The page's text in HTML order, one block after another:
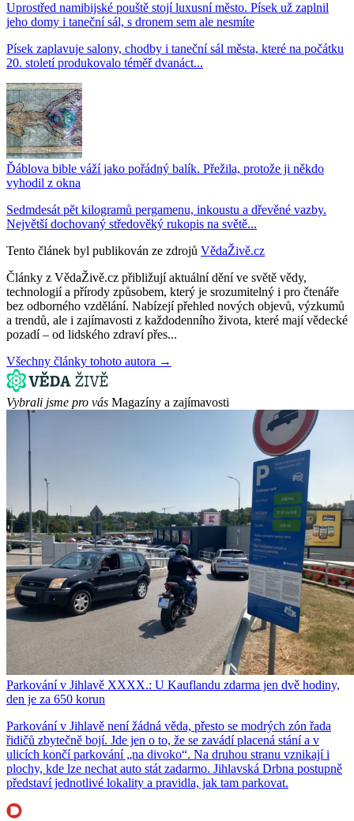
Uprostřed namibijské pouště stojí luxusní město. Písek už zaplnil
jeho domy i taneční sál, s dronem sem ale nesmíte
Písek zaplavuje salony, chodby i taneční sál města, které na počátku
20. století produkovalo téměř dvanáct...
Ďáblova bible váží jako pořádný balík. Přežila, protože ji někdo
vyhodil z okna
Sedmdesát pět kilogramů pergamenu, inkoustu a dřevěné vazby.
Největší dochovaný středověký rukopis na světě...
Tento článek byl publikován ze zdrojů VědaŽivě.cz
Články z VědaŽivě.cz přibližují aktuální dění ve světě vědy,
technologií a přírody způsobem, který je srozumitelný i pro čtenáře
bez odborného vzdělání. Nabízejí přehled nových objevů, výzkumů
a trendů, ale i zajímavosti z každodenního života, které mají vědecké
pozadí – od lidského zdraví přes...
Všechny články tohoto autora →
Vybrali jsme pro vás Magazíny a zajímavosti
Parkování v Jihlavě XXXX.: U Kauflandu zdarma jen dvě hodiny,
den je za 650 korun
Parkování v Jihlavě není žádná věda, přesto se modrých zón řada
řidičů zbytečně bojí. Jde jen o to, že se zavádí placená stání a v
ulicích končí parkování „na divoko“. Na druhou stranu vznikají i
plochy, kde lze nechat auto stát zadarmo. Jihlavská Drbna postupně
představí jednotlivé lokality a pravidla, jak tam parkovat.